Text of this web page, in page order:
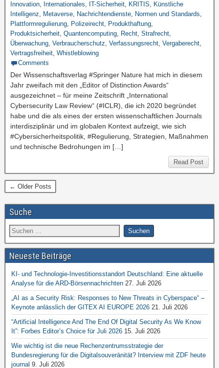
Innovation, Internationales, IT-Sicherheit, KRITIS, Künstliche
Intelligenz, Metaverse, Nachrichtendienste, Normen und Standards,
Plattformregulierung, Polizeirecht, Produkthaftung,
Produktsicherheit, Quantencomputing, Recht, Strafrecht,
Überwachung, Verbraucherschutz, Verfassungsrecht, Vergaberecht,
Vertragsfreiheit, Whistleblowing
Comments
Der Wissenschaftsverlag #Springer Nature hat mich in diesem
Jahr zweifach mit den „Editor of Distinction Awards“
ausgezeichnet – für meine Zeitschrift „International
Cybersecurity Law Review“ (#ICLR), die ich 2020 begründet
habe und die als eines der ersten wissenschaftlichen Journals
interdisziplinär und im globalen Kontext aufzeigt, wie sich
#Cybersicherheitspolitik, #Regulierung, Strategien, Maßnahmen
und technische Bedrohungen im […]
Read Post
← Older Posts
Suche
Neueste Beiträge
KI- und Technologie-Investitionsstandort Deutschland: Eine aktuelle
Analyse für die ARD-Börsennachrichten 27. Juli 2026
„AI as a Security Risk: Responses to New Threats in Cyberspace“ –
Keynote anlässlich der GITEX AI EUROPE 2026 21. Juli 2026
“Artificial Intelligence And The End Of Digital Security As We Know
It”: Forbes Editor’s Choice für Juli 2026 15. Juli 2026
Wie wichtig ist die neue Rechenzentrumsstrategie der
Bundesregierung für die Digitalsouveränität? Interview mit ZDF heute
journal 9. Juli 2026